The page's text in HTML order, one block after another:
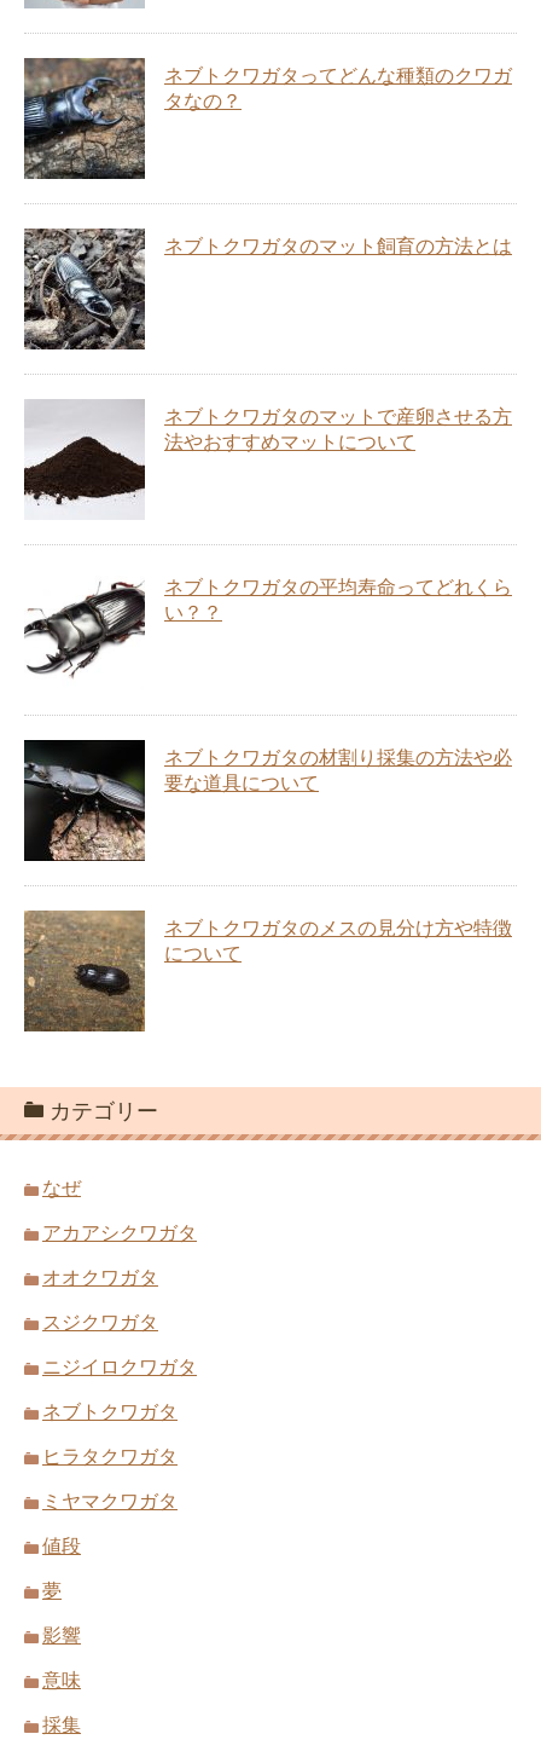
ネブトクワガタってどんな種類のクワガ
タなの？
ネブトクワガタのマット飼育の方法とは
ネブトクワガタのマットで産卵させる方
法やおすすめマットについて
ネブトクワガタの平均寿命ってどれくら
い？？
ネブトクワガタの材割り採集の方法や必
要な道具について
ネブトクワガタのメスの見分け方や特徴
について
カテゴリー
なぜ
アカアシクワガタ
オオクワガタ
スジクワガタ
ニジイロクワガタ
ネブトクワガタ
ヒラタクワガタ
ミヤマクワガタ
値段
夢
影響
意味
採集